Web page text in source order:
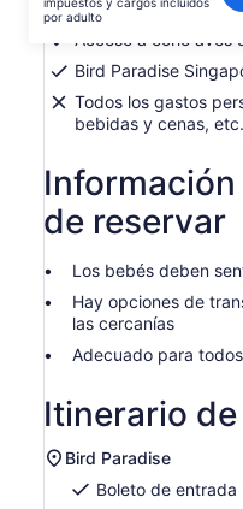
es
de
$49.
adulto
por adultoEspectáculos de
Acceso a ocho aves
Bird Paradise
Todos los gastos
bebidas y cenas,
de reservar
Los bebés deben
Hay opciones de
las cercanías
Adecuado para
Itinerario
Bird Paradise
Boleto de entrada